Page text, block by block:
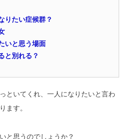
りたい症候群？
いと思う場面
と別れる？
といてくれ、一人になりたいと言わ
ます。
と思うのでしょうか？